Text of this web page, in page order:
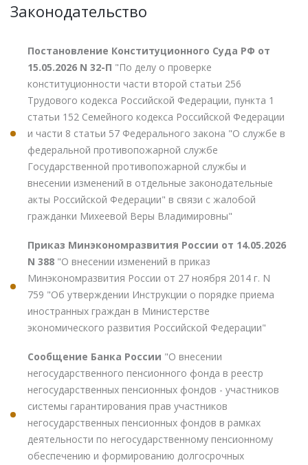
Законодательство
Постановление Конституционного Суда РФ от
15.05.2026 N 32-П "По делу о проверке
конституционности части второй статьи 256
Трудового кодекса Российской Федерации, пункта 1
статьи 152 Семейного кодекса Российской Федерации
и части 8 статьи 57 Федерального закона "О службе в
федеральной противопожарной службе
Государственной противопожарной службы и
внесении изменений в отдельные законодательные
акты Российской Федерации" в связи с жалобой
гражданки Михеевой Веры Владимировны"
Приказ Минэкономразвития России от 14.05.2026
N 388 "О внесении изменений в приказ
Минэкономразвития России от 27 ноября 2014 г. N
759 "Об утверждении Инструкции о порядке приема
иностранных граждан в Министерстве
экономического развития Российской Федерации"
Сообщение Банка России "О внесении
негосударственного пенсионного фонда в реестр
негосударственных пенсионных фондов - участников
системы гарантирования прав участников
негосударственных пенсионных фондов в рамках
деятельности по негосударственному пенсионному
обеспечению и формированию долгосрочных